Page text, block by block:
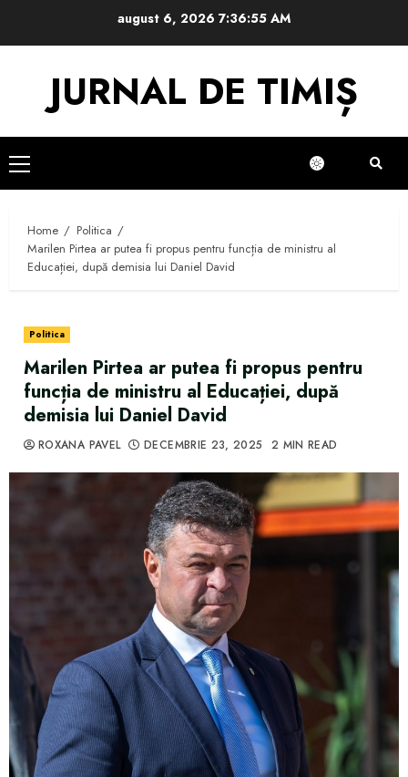
august 6, 2026 7:36:55 AM
JURNAL DE TIMIȘ
Primary
Menu
Home
Politica
Marilen Pirtea ar putea fi propus pentru funcția de ministru al
Educației, după demisia lui Daniel David
Politica
Marilen Pirtea ar putea fi propus pentru
funcția de ministru al Educației, după
demisia lui Daniel David
ROXANA PAVEL DECEMBRIE 23, 2025 2 MIN READ